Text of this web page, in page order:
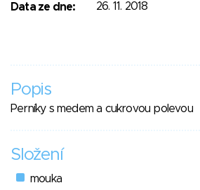
Data ze dne:
26. 11. 2018
Popis
Perníky s medem a cukrovou polevou
Složení
mouka